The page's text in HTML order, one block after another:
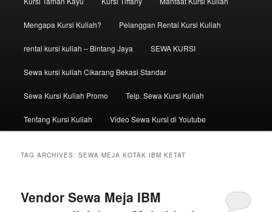
Mengapa Kursi Kuliah? Pelanggan Rental Kursi Kuliah
rental kursi kuliah – Bintang Jaya SEWA KURSI
Sewa kursi kuliah Cikarang Bekasi Standar
Sewa Kursi Kuliah Promo Telp. Sewa Kursi Kuliah
Tentang Kursi Kuliah Video Sewa Kursi di Youtube
TAG ARCHIVES:SEWA MEJA KOTAK IBM KETAT
Vendor Sewa Meja IBM